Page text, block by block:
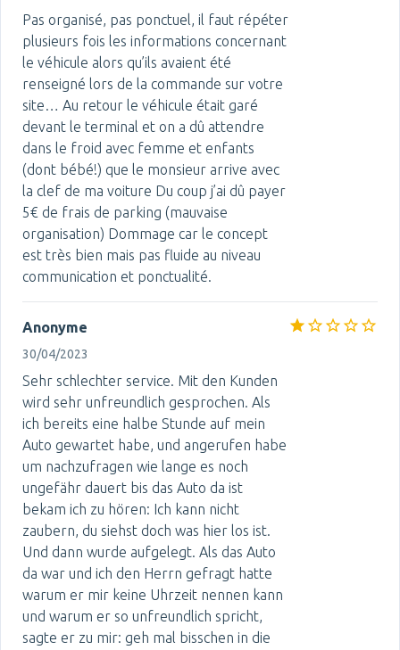
Pas organisé, pas ponctuel, il faut répéter
plusieurs fois les informations concernant
le véhicule alors qu’ils avaient été
renseigné lors de la commande sur votre
site… Au retour le véhicule était garé
devant le terminal et on a dû attendre
dans le froid avec femme et enfants
(dont bébé!) que le monsieur arrive avec
la clef de ma voiture Du coup j’ai dû payer
5€ de frais de parking (mauvaise
organisation) Dommage car le concept
est très bien mais pas fluide au niveau
communication et ponctualité.
Anonyme
30/04/2023
Sehr schlechter service. Mit den Kunden
wird sehr unfreundlich gesprochen. Als
ich bereits eine halbe Stunde auf mein
Auto gewartet habe, und angerufen habe
um nachzufragen wie lange es noch
ungefähr dauert bis das Auto da ist
bekam ich zu hören: Ich kann nicht
zaubern, du siehst doch was hier los ist.
Und dann wurde aufgelegt. Als das Auto
da war und ich den Herrn gefragt hatte
warum er mir keine Uhrzeit nennen kann
und warum er so unfreundlich spricht,
sagte er zu mir: geh mal bisschen in die